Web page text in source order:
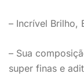
– Incrível Brilho,
– Sua
super finas e